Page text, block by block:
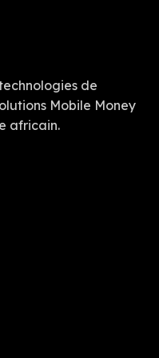
de
Mobile Money
africain.